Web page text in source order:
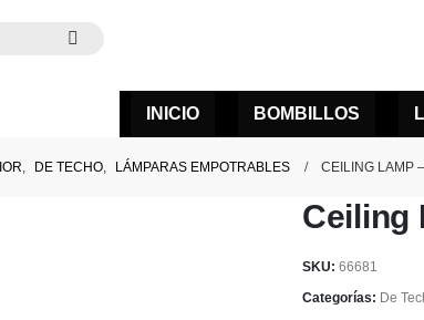
INICIO BOMBILLOS
, DE TECHO, LÁMPARAS EMPOTRABLES CEILING LAMP
Ceiling
SKU: 66681
Categorías: De